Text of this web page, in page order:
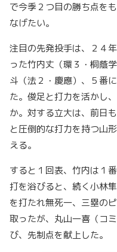
で今季２つ目の勝ち点を
なげたい。
注目の先発投手は、２４
った竹内丈（環３・桐蔭
斗（法２・慶應）、５番
た。俊足と打力を活かし
か。対する立大は、前日
と圧倒的な打力を持つ山
える。
すると１回表、竹内は１
打を浴びると、続く小林
を打たれ無死一、三塁の
取ったが、丸山一喜（コ
び、先制点を献上した。